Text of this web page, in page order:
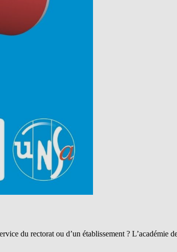
du rectorat ou d’un établissement ? L’académie